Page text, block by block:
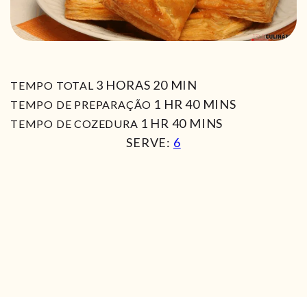
TEMPO TOTAL 3HORAS
HORAS 20MIN
MIN
TEMPO DE PREPARAÇÃO 1 HORA
HR 40MIN
MINS
TEMPO DE COZEDURA 1 HORA
HR 40MIN
MINS
SERVE: 6